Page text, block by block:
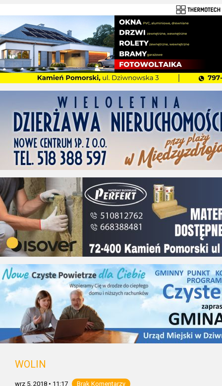
WOLIN
wrz 5, 2018 • 11:17 Brak Komentarzy